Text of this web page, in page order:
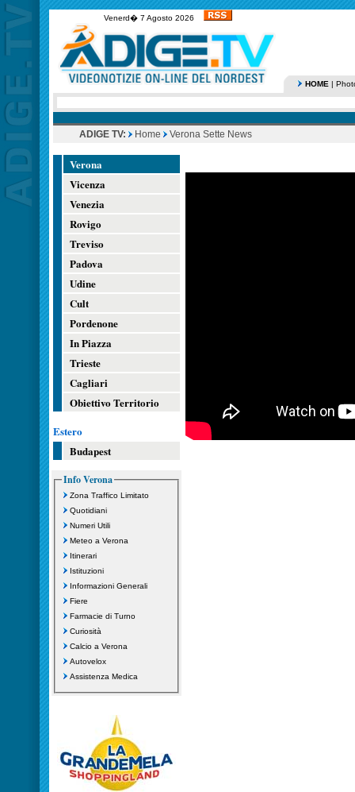
Venerd� 7 Agosto 2026
HOME |
ADIGE TV: Home Verona Sette News
Verona
Vicenza
Venezia
Rovigo
Treviso
Padova
Udine
Cult
Pordenone
In Piazza
Trieste
Cagliari
Obiettivo Territorio
Estero
Budapest
Info Verona
Zona Traffico Limitato
Quotidiani
Numeri Utili
Meteo a Verona
Itinerari
Istituzioni
Informazioni Generali
Fiere
Farmacie di Turno
Curiosità
Calcio a Verona
Autovelox
Assistenza Medica